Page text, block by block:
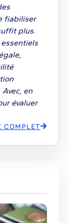
fiabiliser
plus.
en
évaluer
COMPLET